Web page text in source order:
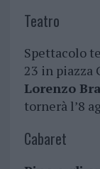
Teatro
Spettacolo
23 in piazza
Lorenzo
tornerà l’8
Cabaret